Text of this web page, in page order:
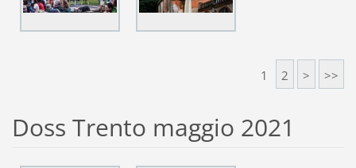
1 2 > >>
Doss Trento maggio 2021